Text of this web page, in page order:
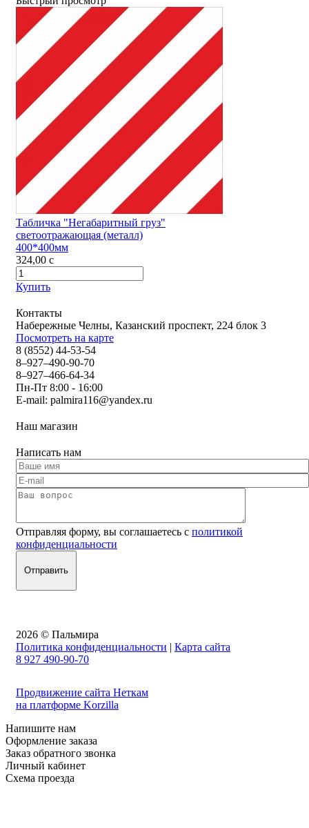
Табличка "Негабаритный груз"
светоотражающая (металл)
400*400мм
324,00 c
Купить
Контакты
Набережные Челны, Казанский проспект, 224 блок 3
Посмотреть на карте
8 (8552) 44-53-54
8–927–490-90-70
8–927–466-64-34
Пн-Пт 8:00 - 16:00
E-mail: palmira116@yandex.ru
Наш магазин
Написать нам
Отправляя форму, вы соглашаетесь с политикой
конфиденциальности
2026 © Пальмира
Политика конфиденциальности | Карта сайта
8 927 490-90-70
Продвижение сайта Неткам
на платформе Korzilla
Напишите нам
Оформление заказа
Заказ обратного звонка
Личный кабинет
Схема проезда